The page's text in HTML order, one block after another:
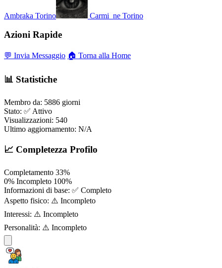
Ambraka Torino Carmi_ne Torino
Azioni Rapide
💬 Invia Messaggio 🏠 Torna alla Home
📊 Statistiche
Membro da: 5886 giorni
Stato: ✅ Attivo
Visualizzazioni: 540
Ultimo aggiornamento: N/A
📈 Completezza Profilo
Completamento 33%
0% Incompleto 100%
Informazioni di base: ✅ Completo
Aspetto fisico: ⚠️ Incompleto
Interessi: ⚠️ Incompleto
Personalità: ⚠️ Incompleto